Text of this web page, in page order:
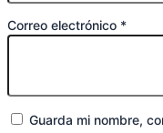
Correo electrónico*
navegador para la